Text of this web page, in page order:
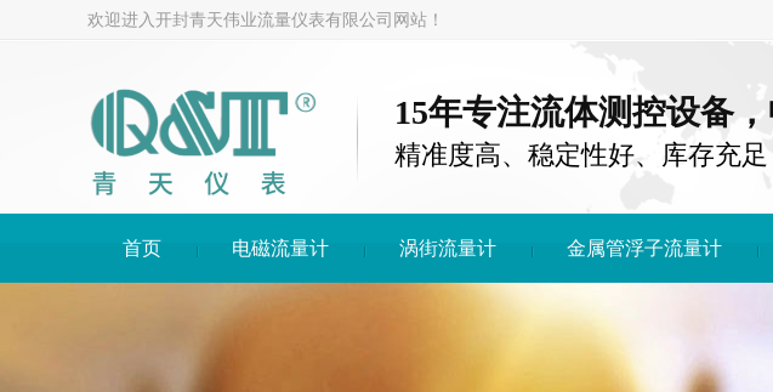
欢迎进入开封青天伟业流量仪表有限公司网站！
15年专注流体测控设备
精准度高、稳定性好、库存充足
首页 电磁流量计 涡街流量计 金属管浮子流量计